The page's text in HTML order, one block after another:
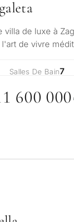
villa de luxe à
de vivre
Salles De Bain7
600 000
Suivant